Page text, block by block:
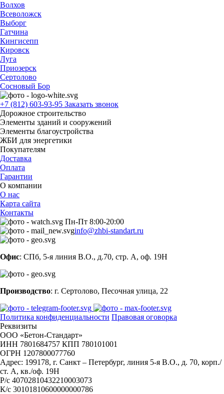
Волхов
Всеволожск
Выборг
Гатчина
Кингисепп
Кировск
Луга
Приозерск
Сертолово
Сосновый Бор
+7 (812) 603-93-95 Заказать звонок
Дорожное строительство
Элементы зданий и сооружений
Элементы благоустройства
ЖБИ для энергетики
Покупателям
Доставка
Оплата
Гарантии
О компании
О нас
Карта сайта
Контакты
Пн-Пт 8:00-20:00
info@zhbi-standart.ru
Офис: СПб, 5-я линия В.О., д.70, стр. А, оф. 19Н
Производство: г. Сертолово, Песочная улица, 22
Политика конфиденциальности Правовая оговорка
Реквизиты
ООО «Бетон-Стандарт»
ИНН 7801684757 КПП 780101001
ОГРН 1207800077760
Адрес: 199178, г. Санкт – Петербург, линия 5-я В.О., д. 70, корп./
ст. А, кв./оф. 19Н
Р/с 40702810432210003073
К/с 30101810600000000786